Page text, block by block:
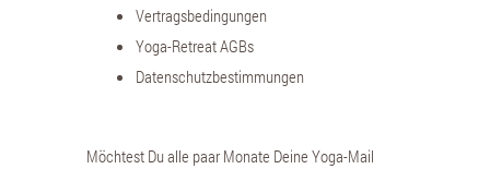
Vertragsbedingungen
Yoga-Retreat AGBs
Datenschutzbestimmungen
Möchtest Du alle paar Monate Deine Yoga-Mail